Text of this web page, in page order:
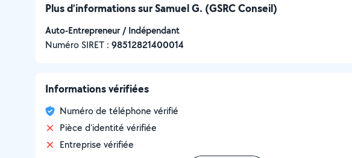
Plus d’informations sur Samuel G. (GSRC Conseil)
Auto-Entrepreneur / Indépendant
Numéro SIRET : ‍98512821400014
Informations vérifiées
Numéro de téléphone vérifié
Pièce d'identité vérifiée
Entreprise vérifiée